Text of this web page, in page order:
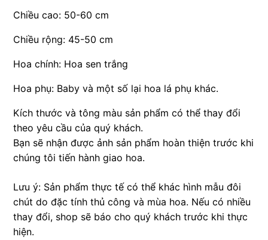
Chiều cao: 50-60 cm
Chiều rộng: 45-50 cm
Hoa chính: Hoa sen trắng
Hoa phụ: Baby và một số lại hoa lá phụ khác.
Kích thước và tông màu sản phẩm có thể thay đổi
theo yêu cầu của quý khách.
Bạn sẽ nhận được ảnh sản phẩm hoàn thiện trước khi
chúng tôi tiến hành giao hoa.
Lưu ý: Sản phẩm thực tế có thể khác hình mẫu đôi
chút do đặc tính thủ công và mùa hoa. Nếu có nhiều
thay đổi, shop sẽ báo cho quý khách trước khi thực
hiện.